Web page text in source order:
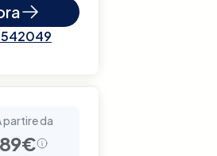
partire da
89€